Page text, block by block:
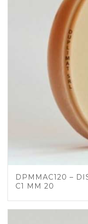
DPMMAC120 –
C1 MM 20